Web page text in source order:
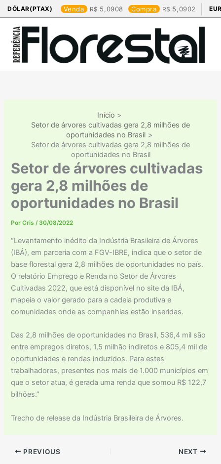
DÓLAR(PTAX) Venda 5,0908 Compra 5,0902
para
conteúdo
Início
Setor de árvores cultivadas gera 2,8 milhões de
oportunidades no Brasil
Setor de árvores cultivadas gera 2,8 milhões de
oportunidades no Brasil
Setor de árvores cultivadas
gera 2,8 milhões de
oportunidades no Brasil
PorCris/ 30/08/2022
“Levantamento inédito da Indústria Brasileira de Árvores
(IBÁ), em parceria com a FGV-IBRE, indica que o setor de
base florestal gera 2,8 milhões de oportunidades no país.
O relatório Emprego e Renda no Setor de Árvores
Cultivadas 2022, que está disponível no site da IBÁ,
mapeia o valor gerado para a cadeia produtiva e
comunidades onde as companhias estão inseridas.
Das 2,8 milhões de oportunidades no Brasil, 536,4 mil são
entre empregos diretos, 1,5 milhão indiretos e 805,4 mil de
oportunidades e rendas induzidos. Para estes
trabalhadores, presentes nos mais de 1.000 municípios em
que o setor atua, é gerada uma renda que somou R$ 122,7
bilhões.”
Trecho de release da Indústria Brasileira de Árvores.
PREVIOUS NEXT